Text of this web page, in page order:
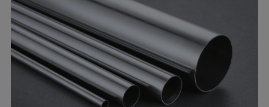
dn1600）用于市政主干管。